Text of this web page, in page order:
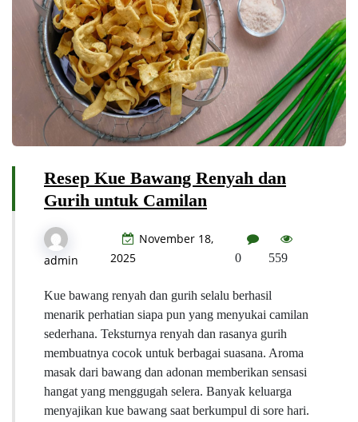
Resep Kue Bawang Renyah dan
Gurih untuk Camilan
admin
November 18,
2025
0 559
Kue bawang renyah dan gurih selalu berhasil
menarik perhatian siapa pun yang menyukai camilan
sederhana. Teksturnya renyah dan rasanya gurih
membuatnya cocok untuk berbagai suasana. Aroma
masak dari bawang dan adonan memberikan sensasi
hangat yang menggugah selera. Banyak keluarga
menyajikan kue bawang saat berkumpul di sore hari.